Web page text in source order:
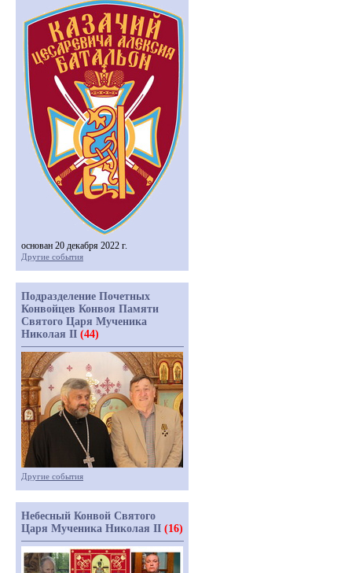
основан 20 декабря 2022 г.
Другие события
Подразделение Почетных
Конвойцев Конвоя Памяти
Святого Царя Мученика
Николая II (44)
Другие события
Небесный Конвой Святого
Царя Мученика Николая II (16)